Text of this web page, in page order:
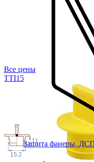
Защита фанеры,
Все цены
TTI15
11
15.2